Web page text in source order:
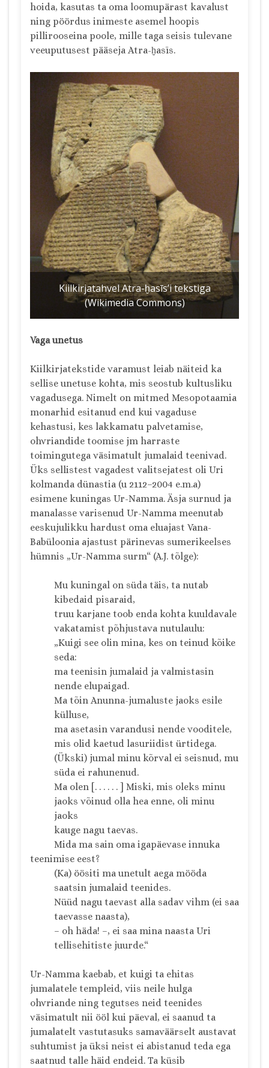
hoida, kasutas ta oma loomupärast kavalust
ning pöördus inimeste asemel hoopis
pillirooseina poole, mille taga seisis tulevane
veeuputusest pääseja Atra-ḫasīs.
Kiilkirjatahvel Atra-ḫasīs’i tekstiga
(Wikimedia Commons)
Vaga unetus
Kiilkirjatekstide varamust leiab näiteid ka
sellise unetuse kohta, mis seostub kultusliku
vagadusega. Nimelt on mitmed Mesopotaamia
monarhid esitanud end kui vagaduse
kehastusi, kes lakkamatu palvetamise,
ohvriandide toomise jm harraste
toimingutega väsimatult jumalaid teenivad.
Üks sellistest vagadest valitsejatest oli Uri
kolmanda dünastia (u 2112–2004 e.m.a)
esimene kuningas Ur-Namma. Äsja surnud ja
manalasse varisenud Ur-Namma meenutab
eeskujulikku hardust oma eluajast Vana-
Babüloonia ajastust pärinevas sumerikeelses
hümnis „Ur-Namma surm“ (A.J. tõlge):
Mu kuningal on süda täis, ta nutab
kibedaid pisaraid,
truu karjane toob enda kohta kuuldavale
vakatamist põhjustava nutulaulu:
„Kuigi see olin mina, kes on teinud kõike
seda:
ma teenisin jumalaid ja valmistasin
nende elupaigad.
Ma tõin Anunna-jumaluste jaoks esile
külluse,
ma asetasin varandusi nende vooditele,
mis olid kaetud lasuriidist ürtidega.
(Ükski) jumal minu kõrval ei seisnud, mu
süda ei rahunenud.
Ma olen [. . . . . . ] Miski, mis oleks minu
jaoks võinud olla hea enne, oli minu
jaoks
kauge nagu taevas.
Mida ma sain oma igapäevase innuka
teenimise eest?
(Ka) öösiti ma unetult aega mööda
saatsin jumalaid teenides.
Nüüd nagu taevast alla sadav vihm (ei saa
taevasse naasta),
– oh häda! –, ei saa mina naasta Uri
tellisehitiste juurde.“
Ur-Namma kaebab, et kuigi ta ehitas
jumalatele templeid, viis neile hulga
ohvriande ning tegutses neid teenides
väsimatult nii ööl kui päeval, ei saanud ta
jumalatelt vastutasuks samaväärselt austavat
suhtumist ja üksi neist ei abistanud teda ega
saatnud talle häid endeid. Ta küsib